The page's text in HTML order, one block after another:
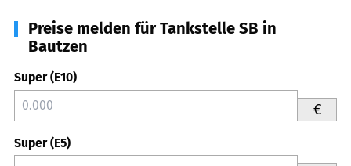
Preise melden für Tankstelle SB in
Bautzen
Super (E10)
€
Super (E5)